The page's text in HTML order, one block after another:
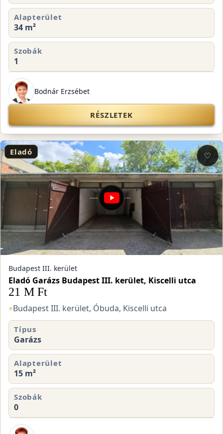
Alapterület
34 m²
Szobák
1
Bodnár Erzsébet
RÉSZLETEK
Eladó ♡
Budapest III. kerület
Eladó Garázs Budapest III. kerület, Kiscelli utca
21 M Ft
⌖Budapest III. kerület, Óbuda, Kiscelli utca
Típus
Garázs
Alapterület
15 m²
Szobák
0